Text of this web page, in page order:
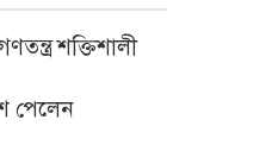
শক্তিশালী
পেলেন